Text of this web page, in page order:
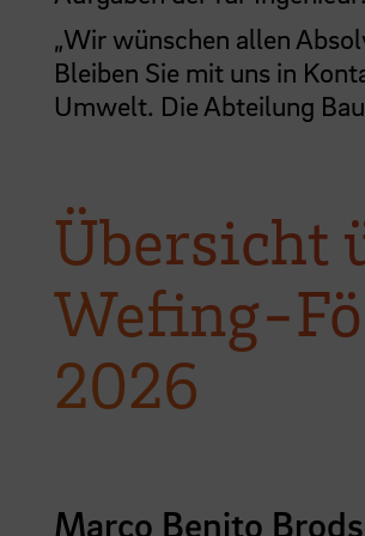
„Wir wünschen allen
Bleiben Sie mit uns in
Umwelt. Die Abteilung
Übersicht
Wefing-
2026
Marco Benito